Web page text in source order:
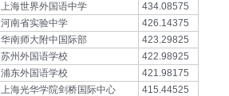
上海世界外国语中学
434.08575
河南省实验中学
426.14375
华南师大附中国际部
423.29825
苏州外国语学校
422.98925
浦东外国语学校
421.98175
上海光华学院剑桥国际中心
415.44525